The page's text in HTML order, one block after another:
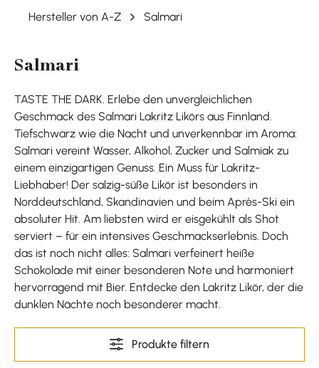
Hersteller von A-Z Salmari
Salmari
TASTE THE DARK. Erlebe den unvergleichlichen
Geschmack des Salmari Lakritz Likörs aus Finnland.
Tiefschwarz wie die Nacht und unverkennbar im Aroma:
Salmari vereint Wasser, Alkohol, Zucker und Salmiak zu
einem einzigartigen Genuss. Ein Muss für Lakritz-
Liebhaber! Der salzig-süße Likör ist besonders in
Norddeutschland, Skandinavien und beim Après-Ski ein
absoluter Hit. Am liebsten wird er eisgekühlt als Shot
serviert – für ein intensives Geschmackserlebnis. Doch
das ist noch nicht alles: Salmari verfeinert heiße
Schokolade mit einer besonderen Note und harmoniert
hervorragend mit Bier. Entdecke den Lakritz Likör, der die
dunklen Nächte noch besonderer macht.
Produkte filtern